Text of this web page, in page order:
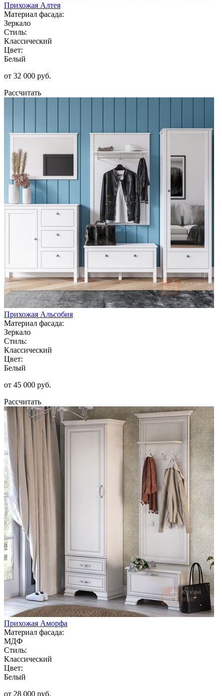
Прихожая Алтея
Материал фасада:
Зеркало
Стиль:
Классический
Цвет:
Белый
от 32 000 руб.
Рассчитать
Прихожая Альсобия
Материал фасада:
Зеркало
Стиль:
Классический
Цвет:
Белый
от 45 000 руб.
Рассчитать
Прихожая Аморфа
Материал фасада:
МДФ
Стиль:
Классический
Цвет:
Белый
от 28 000 руб.